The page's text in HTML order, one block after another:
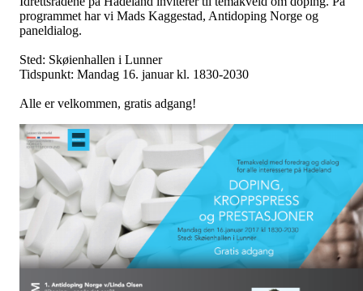
programmet har vi Mads Kaggestad, Antidoping Norge og
paneldialog.
Sted: Skøienhallen i Lunner
Tidspunkt: Mandag 16. januar kl. 1830-2030
Alle er velkommen, gratis adgang!